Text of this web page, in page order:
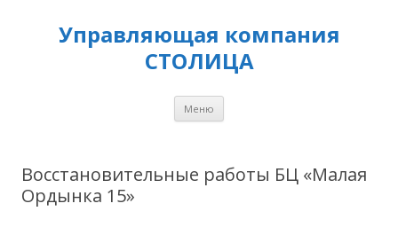
Управляющая компания
СТОЛИЦА
Меню
Восстановительные работы БЦ «Малая
Ордынка 15»